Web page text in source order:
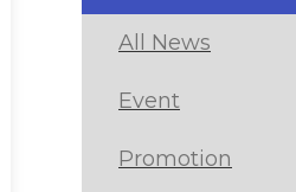
All News
Event
Promotion